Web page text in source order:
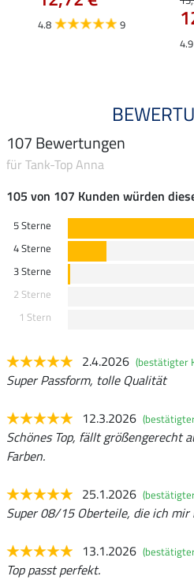
4.8 9
4.9
107 Bewertungen
für Tank-Top Anna
105 von 107 Kunden würden
5 Sterne
4 Sterne
3 Sterne
2 Sterne
1 Stern
2.4.2026 (bestätigter
Super Passform, tolle Qualität
12.3.2026
Schönes Top, fällt größengerecht
Farben.
25.1.2026
Super 08/15 Oberteile, die ich
13.1.2026
Top passt perfekt.